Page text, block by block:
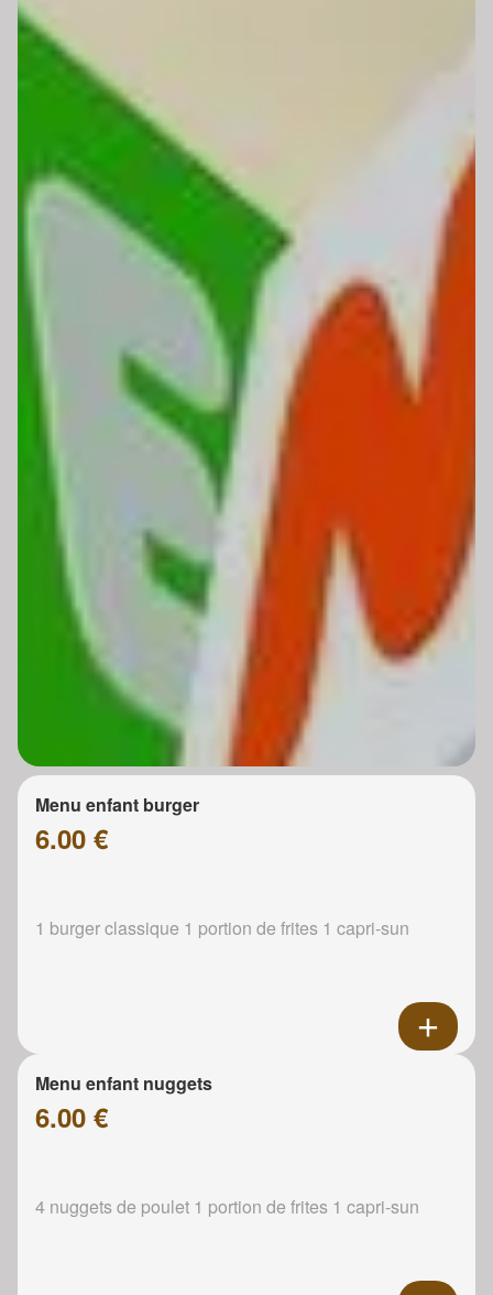
Menu enfant burger
6.00 €
1 burger classique 1 portion de frites 1 capri-sun
Menu enfant nuggets
6.00 €
4 nuggets de poulet 1 portion de frites 1 capri-sun